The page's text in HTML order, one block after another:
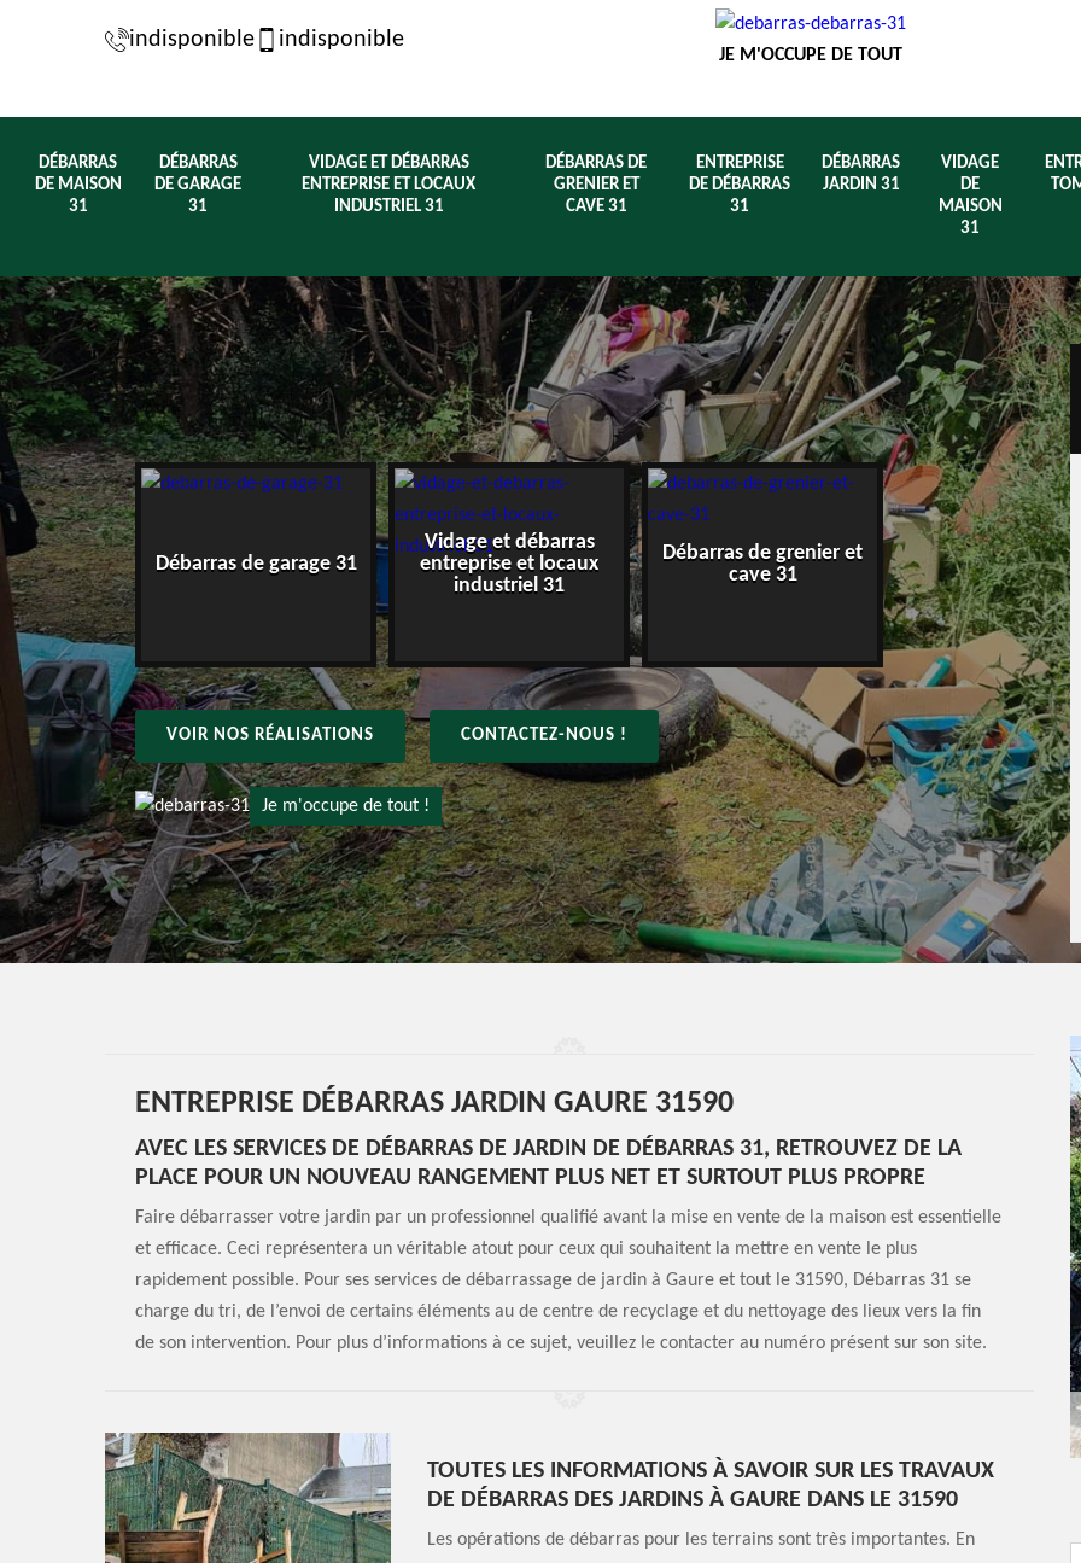
indisponible indisponible
JE M'OCCUPE DE TOUT
DÉBARRAS
DE MAISON
31
DÉBARRAS
DE GARAGE
31
VIDAGE ET DÉBARRAS
ENTREPRISE ET LOCAUX
INDUSTRIEL 31
DÉBARRAS DE
GRENIER ET
CAVE 31
ENTREPRISE
DE DÉBARRAS
31
DÉBARRAS
JARDIN 31
VIDAGE
DE
MAISON
31
maison 31 Débarras de garage 31
Vidage et débarras
entreprise et locaux
industriel 31
Débarras de grenier et
cave 31
Entreprise de
31
VOIR NOS RÉALISATIONS CONTACTEZ-NOUS !
Je m'occupe de tout !
ENTREPRISE DÉBARRAS JARDIN GAURE 31590
AVEC LES SERVICES DE DÉBARRAS DE JARDIN DE DÉBARRAS 31, RETROUVEZ DE LA
PLACE POUR UN NOUVEAU RANGEMENT PLUS NET ET SURTOUT PLUS PROPRE
Faire débarrasser votre jardin par un professionnel qualifié avant la mise en vente de la maison est essentielle
et efficace. Ceci représentera un véritable atout pour ceux qui souhaitent la mettre en vente le plus
rapidement possible. Pour ses services de débarrassage de jardin à Gaure et tout le 31590, Débarras 31 se
charge du tri, de l’envoi de certains éléments au de centre de recyclage et du nettoyage des lieux vers la fin
de son intervention. Pour plus d’informations à ce sujet, veuillez le contacter au numéro présent sur son site.
TOUTES LES INFORMATIONS À SAVOIR SUR LES TRAVAUX
DE DÉBARRAS DES JARDINS À GAURE DANS LE 31590
Les opérations de débarras pour les terrains sont très importantes. En